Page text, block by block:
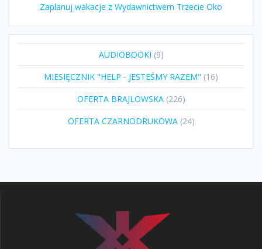
Zaplanuj wakacje z Wydawnictwem Trzecie Oko
AUDIOBOOKI 99
produktów
MIESIĘCZNIK "HELP - JESTEŚMY RAZEM" 1616
produktów
OFERTA BRAJLOWSKA 226226
produktów
OFERTA CZARNODRUKOWA 2424